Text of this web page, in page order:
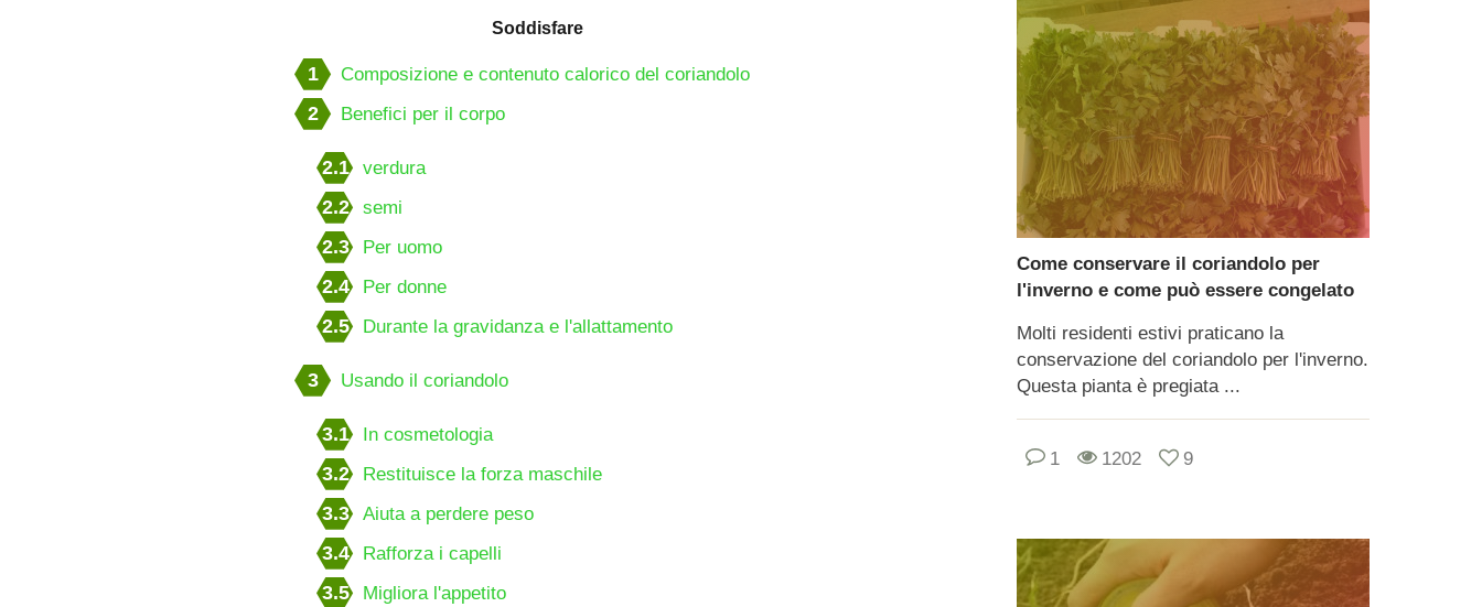
Soddisfare
1 Composizione e contenuto calorico del coriandolo
2 Benefici per il corpo
2.1 verdura
2.2 semi
2.3 Per uomo
2.4 Per donne
2.5 Durante la gravidanza e l'allattamento
3 Usando il coriandolo
3.1 In cosmetologia
3.2 Restituisce la forza maschile
3.3 Aiuta a perdere peso
3.4 Rafforza i capelli
3.5 Migliora l'appetito
Come conservare il coriandolo per
l'inverno e come può essere congelato
Molti residenti estivi praticano la
conservazione del coriandolo per l'inverno.
Questa pianta è pregiata ...
1 1202 9